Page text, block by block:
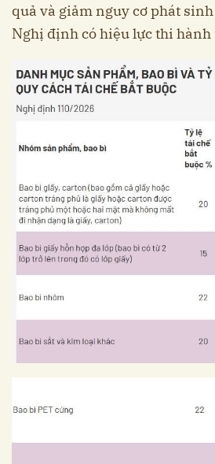
quả và giảm nguy cơ phát
Nghị định có hiệu lực thi